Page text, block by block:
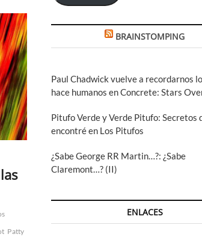
Patty
BRAINSTOMPING
Paul Chadwick vuelve a recordarnos
hace humanos en Concrete: Stars
Pitufo Verde y Verde Pitufo: Secretos
encontré en Los Pitufos
¿Sabe George RR Martin…?: ¿Sabe
Claremont…? (II)
ENLACES